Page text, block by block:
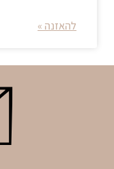
להאזנה »